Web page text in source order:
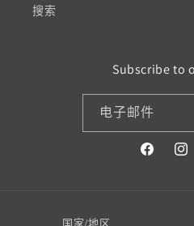
搜索
Subscribe to
电子邮件
Facebook
国家/地区